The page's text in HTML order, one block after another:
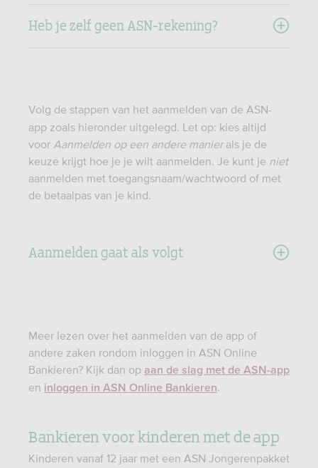
Heb je zelf geen ASN-rekening?
Volg de stappen van het aanmelden van de ASN-
app zoals hieronder uitgelegd. Let op: kies altijd
voor Aanmelden op een andere manierals je de
keuze krijgt hoe je je wilt aanmelden. Je kunt je niet
aanmelden met toegangsnaam/wachtwoord of met
de betaalpas van je kind.
Aanmelden gaat als volgt
Meer lezen over het aanmelden van de app of
andere zaken rondom inloggen in ASN Online
Bankieren? Kijk dan op aan de slag met de ASN-app
en inloggen in ASN Online Bankieren.
Bankieren voor kinderen met de app
Kinderen vanaf 12 jaar met een ASN Jongerenpakket